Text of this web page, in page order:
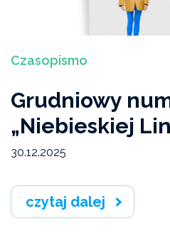
Studium Przeciwdziałania
Wydarzenia
Artykuły „Niebieskiej Linii"
Wiadomości Niebieskiej Linii
Badania i raporty
Czasopismo
Grudniowy
„Niebieskiej
30.12.2025
czytaj dalej